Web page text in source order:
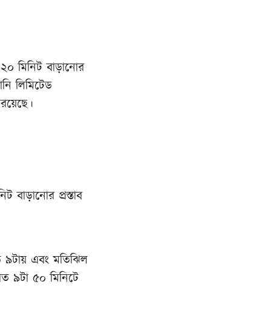
মিনিট বাড়ানোর
লিমিটেড
বাড়ানোর প্রস্তাব
৯টায় এবং মতিঝিল
৯টা ৫০ মিনিটে